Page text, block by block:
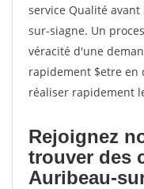
service Qualité
sur-siagne. Un
véracité d'une
rapidement $etre en
réaliser rapidement
Rejoignez
trouver des
Auribeau-